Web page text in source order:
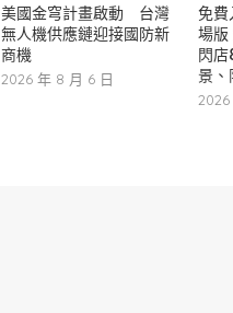
美國金穹計畫啟動 台灣
無人機供應鏈迎接國防新
商機
2026 年 8 月 6 日
免費
場版
閃
景、